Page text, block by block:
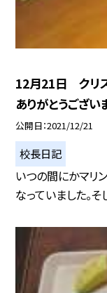
12月21日 クリ
ありがとうござい
公開日 2021/12/21
校長日記
いつの間にかマリ
なっていました。